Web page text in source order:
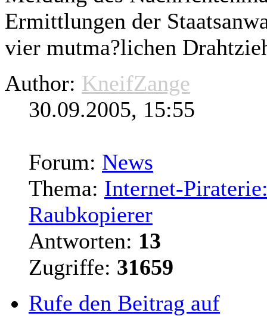
Ermittlungen der
vier mutma?lichen
Author: KneifZange
30.09.2005, 15:55
Forum: News
Thema: Internet-
Raubkopierer
Antworten: 13
Zugriffe: 31659
Rufe den Beitrag auf